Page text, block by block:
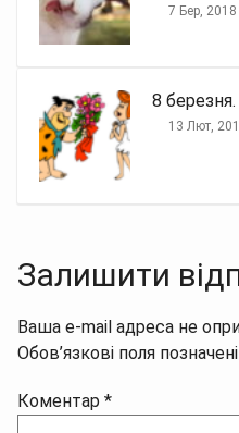
7 Бер, 2018
8
13 Лют,
Залишити
Ваша e-mail адреса не
Обов’язкові поля позначені
Коментар *